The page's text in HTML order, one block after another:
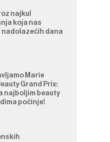
najkul
koja nas
nadolazećih dana
Marie
Grand Prix:
najboljim beauty
počinje!